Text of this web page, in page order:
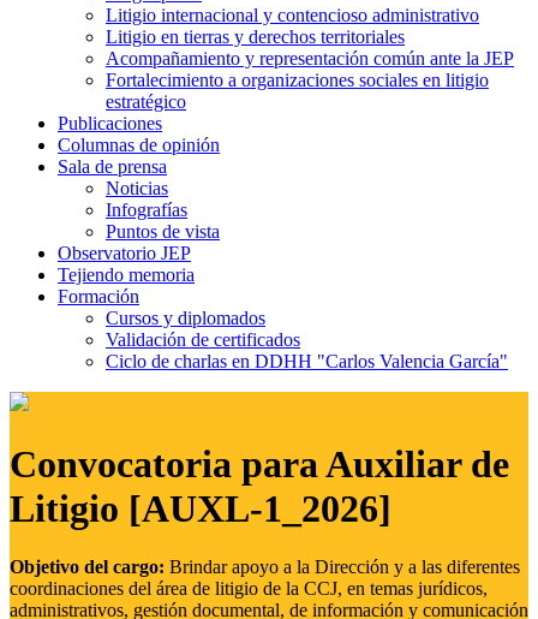
Litigio internacional y contencioso administrativo
Litigio en tierras y derechos territoriales
Acompañamiento y representación común ante la JEP
Fortalecimiento a organizaciones sociales en litigio
estratégico
Publicaciones
Columnas de opinión
Sala de prensa
Noticias
Infografías
Puntos de vista
Observatorio JEP
Tejiendo memoria
Formación
Cursos y diplomados
Validación de certificados
Ciclo de charlas en DDHH "Carlos Valencia García"
Convocatoria para Auxiliar de
Litigio [AUXL-1_2026]
Objetivo del cargo: Brindar apoyo a la Dirección y a las diferentes
coordinaciones del área de litigio de la CCJ, en temas jurídicos,
administrativos, gestión documental, de información y comunicación